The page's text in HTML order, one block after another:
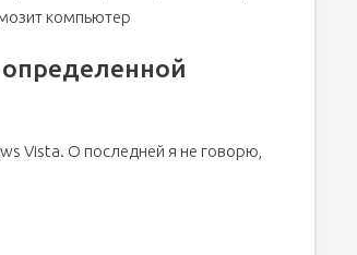
компьютер
определенной
Vista. О последней я не говорю,